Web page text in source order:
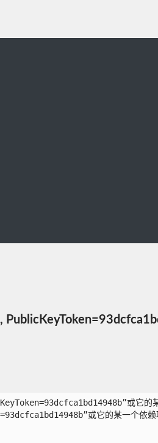
或它的某一
或它的某一个依赖项